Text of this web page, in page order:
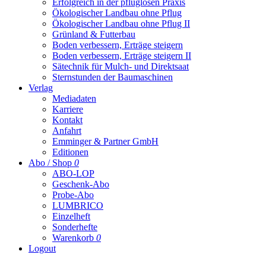
Erfolgreich in der pfluglosen Praxis
Ökologischer Landbau ohne Pflug
Ökologischer Landbau ohne Pflug II
Grünland & Futterbau
Boden verbessern, Erträge steigern
Boden verbessern, Erträge steigern II
Sätechnik für Mulch- und Direktsaat
Sternstunden der Baumaschinen
Verlag
Mediadaten
Karriere
Kontakt
Anfahrt
Emminger & Partner GmbH
Editionen
Abo / Shop 0
ABO-LOP
Geschenk-Abo
Probe-Abo
LUMBRICO
Einzelheft
Sonderhefte
Warenkorb 0
Logout